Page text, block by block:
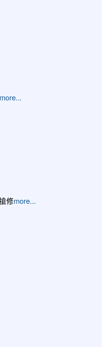
more...
修more...